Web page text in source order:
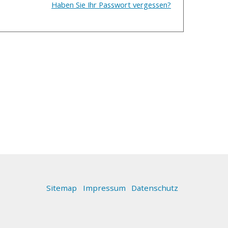
Haben Sie Ihr Passwort vergessen?
Sitemap Impressum Datenschutz